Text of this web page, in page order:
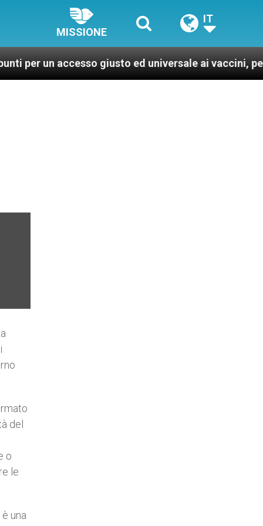
MISSIONE
IT
giusto ed universale ai vaccini, per un mondo
del
o
le
una